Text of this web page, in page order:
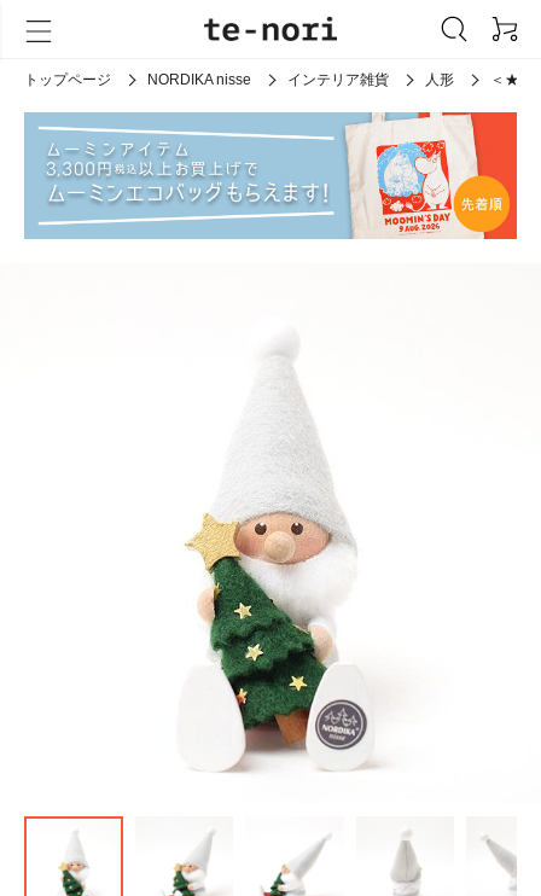
トップページ NORDIKA nisse インテリア雑貨 人形 ＜★te-